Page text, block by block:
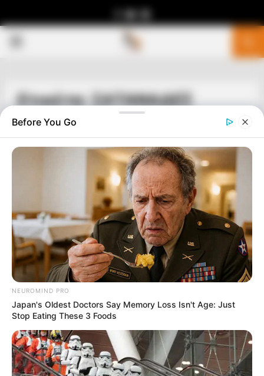
Ετικέτα: ΣΑΤΑΝΑΔΕΣ
ΤΑ ΜΥΣΤΙΚΑ ΤΟΥ ΔΟΛΑΡΙΟΥ ΚΑΙ ΟΙ
ΣΑΤΑΝΙΚΕΣ ΣΥΜΠΤΩΣΕΙΣ ΤΗΣ 1ης ΜΑΙΟΥ.
ΤΑ ΜΥΣΤΙΚΑ ΤΟΥ ΔΟΛΑΡΙΟΥ ΚΑΙ ΟΙ ΣΑΤΑΝΙΚΕΣ ΣΥΜΠΤΩΣΕΙΣ
ΤΗΣ 1ης ΜΑΙΟΥ.!!! ΓΙΝΕΤΑΙ ΕΝΑΣ ΤΕΡΑΣΤΙΟΣ ΠΟΛΕΜΟΣ ΑΥΤΗ
ΤΗ ΣΤΙΓΜΗ ΣΤΟΝ ΠΛΑΝΗΤΗ ΜΑΣ….ΕΝΑΣ ΠΟΛΕΜΟΣ ΙΕΡΟΣ
ΣΤΟΝ ΟΠΟΙΟ...
ΚΟΙΝΩΝΙΚΑ ΔΙΚΤΥΑ
FACEBOOK
YOUTUBE ΕΓΓΡΑΦΕΊΤΕ
Before You Go
NEUROMIND PRO
Japan's Oldest Doctors Say Memory Loss Isn't Age: Just
Stop Eating These 3 Foods